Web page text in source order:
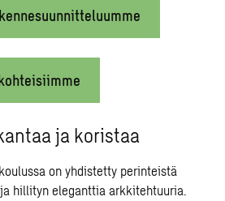
ja koristaa
on yhdistetty perinteistä
hillityn eleganttia arkkitehtuuria.